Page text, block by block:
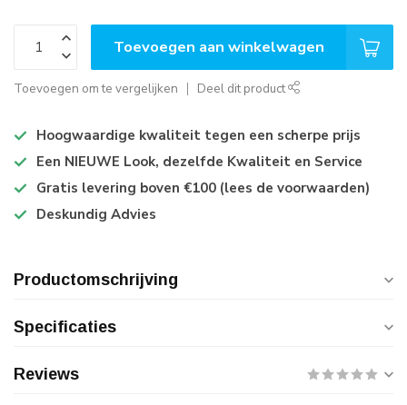
Toevoegen aan winkelwagen
Toevoegen om te vergelijken Deel dit product
Hoogwaardige kwaliteit tegen een scherpe prijs
Een NIEUWE Look, dezelfde Kwaliteit en Service
Gratis levering boven €100 (lees de voorwaarden)
Deskundig Advies
Productomschrijving
Specificaties
Reviews